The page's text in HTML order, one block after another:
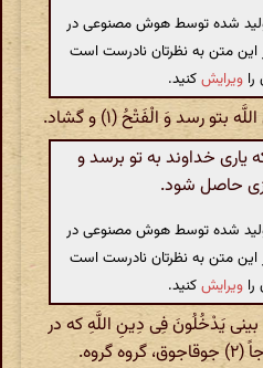
شده توسط هوش مصنوعی در
این متن به نظرتان نادرست است
ویرایشکنید.
رسد وَ الْفَتْحُ (۱) و گشاد.
خداوند به تو برسد و
حاصل شود.
شده توسط هوش مصنوعی در
این متن به نظرتان نادرست است
ویرایشکنید.
یَدْخُلُونَ فِی دِینِ اللَّهِ که در
گروه.